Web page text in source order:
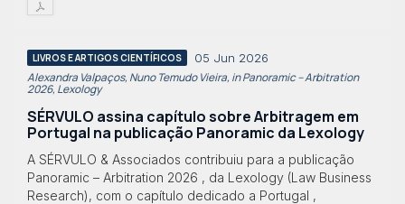
LIVROS E ARTIGOS CIENTÍFICOS 05 Jun 2026
Alexandra Valpaços, Nuno Temudo Vieira, in Panoramic – Arbitration
2026, Lexology
SÉRVULO assina capítulo sobre Arbitragem em
Portugal na publicação Panoramic da Lexology
A SÉRVULO & Associados contribuiu para a publicação
Panoramic – Arbitration 2026 , da Lexology (Law Business
Research), com o capítulo dedicado a Portugal ,